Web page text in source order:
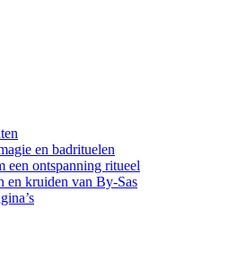
en badrituelen
een ontspanning ritueel
en kruiden van By-Sas